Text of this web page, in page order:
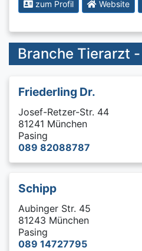
zum Profil Website
Branche Tierarzt
Friederling Dr.
Josef-Retzer-Str. 44
81241 München
Pasing
089 82088787
Schipp
Aubinger Str. 45
81243 München
Pasing
089 14727795